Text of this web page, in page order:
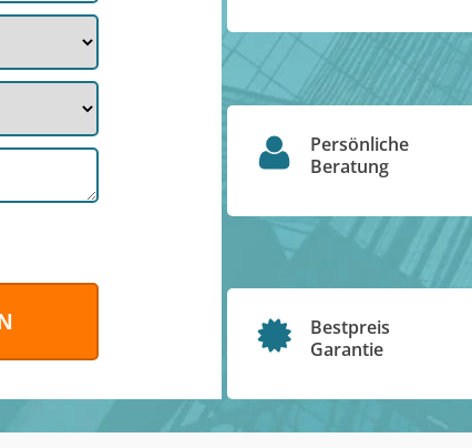
Persönliche
Beratung
Bestpreis
Garantie